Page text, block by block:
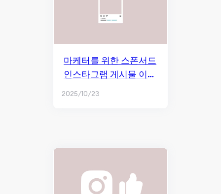
마케터를 위한 스폰서드
인스타그램 게시물 이해
2025/10/23